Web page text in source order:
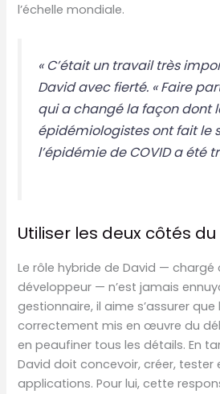
l’échelle mondiale.
« C’était un travail très
David avec fierté. « Faire
qui a changé la façon dont
épidémiologistes ont fait le
l’épidémie de COVID a été
Utiliser les deux côtés
Le rôle hybride de David — chargé
développeur — n’est jamais
gestionnaire, il aime s’assurer
correctement mis en œuvre du
en peaufiner tous les détails. En
David doit concevoir, créer, tester
applications. Pour lui, cette